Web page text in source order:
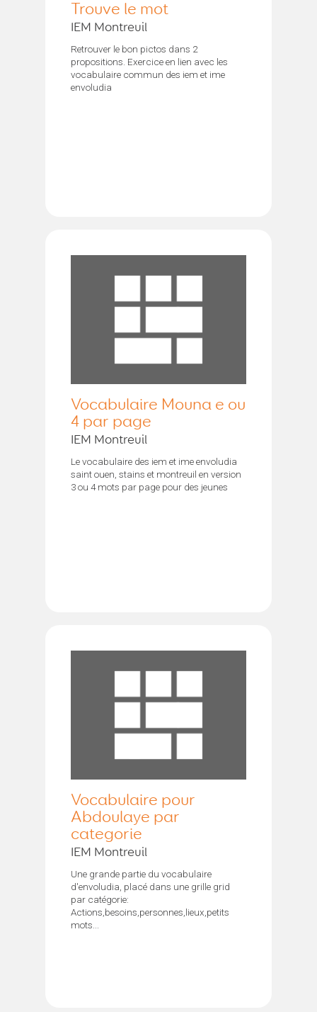
Trouve le mot
IEM Montreuil
Retrouver le bon pictos dans 2
propositions. Exercice en lien avec les
vocabulaire commun des iem et ime
envoludia
Vocabulaire Mouna e ou
4 par page
IEM Montreuil
Le vocabulaire des iem et ime envoludia
saint ouen, stains et montreuil en version
3 ou 4 mots par page pour des jeunes
Vocabulaire pour
Abdoulaye par
categorie
IEM Montreuil
Une grande partie du vocabulaire
d'envoludia, placé dans une grille grid
par catégorie:
Actions,besoins,personnes,lieux,petits
mots...